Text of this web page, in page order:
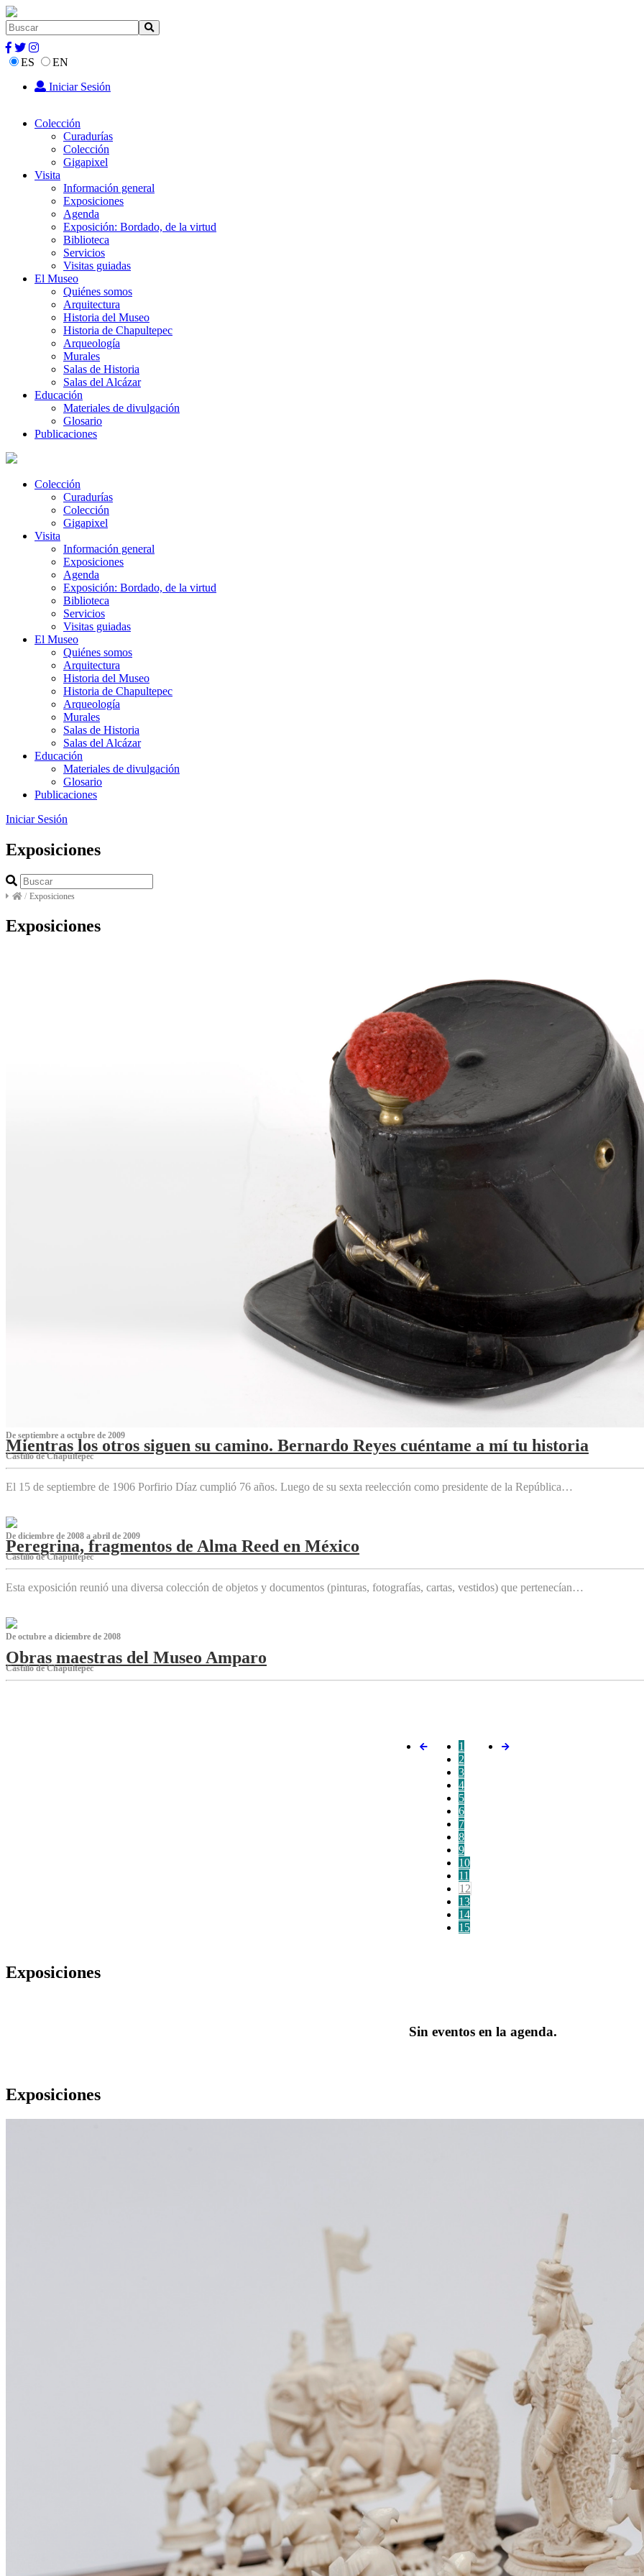
ES
EN
Iniciar Sesión
Colección
Curadurías
Colección
Gigapixel
Visita
Información general
Exposiciones
Agenda
Exposición: Bordado, de la virtud
Biblioteca
Servicios
Visitas guiadas
El Museo
Quiénes somos
Arquitectura
Historia del Museo
Historia de Chapultepec
Arqueología
Murales
Salas de Historia
Salas del Alcázar
Educación
Materiales de divulgación
Glosario
Publicaciones
Colección
Curadurías
Colección
Gigapixel
Visita
Información general
Exposiciones
Agenda
Exposición: Bordado, de la virtud
Biblioteca
Servicios
Visitas guiadas
El Museo
Quiénes somos
Arquitectura
Historia del Museo
Historia de Chapultepec
Arqueología
Murales
Salas de Historia
Salas del Alcázar
Educación
Materiales de divulgación
Glosario
Publicaciones
Iniciar Sesión
Exposiciones
/ Exposiciones
Exposiciones
De septiembre a octubre de 2009
Mientras los otros siguen su camino. Bernardo Reyes cuéntame a mí tu historia
Castillo de Chapultepec
El 15 de septiembre de 1906 Porfirio Díaz cumplió 76 años. Luego de su sexta reelección como presidente de la República…
De diciembre de 2008 a abril de 2009
Peregrina, fragmentos de Alma Reed en México
Castillo de Chapultepec
Esta exposición reunió una diversa colección de objetos y documentos (pinturas, fotografías, cartas, vestidos) que pertenecían…
De octubre a diciembre de 2008
Obras maestras del Museo Amparo
Castillo de Chapultepec
1
2
3
4
5
6
7
8
9
10
11
12
13
14
15
Exposiciones
Sin eventos en la agenda.
Exposiciones